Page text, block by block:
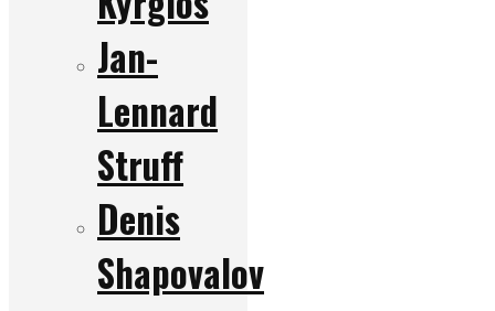
Jan-
Lennard
Struff
Denis
Shapovalov